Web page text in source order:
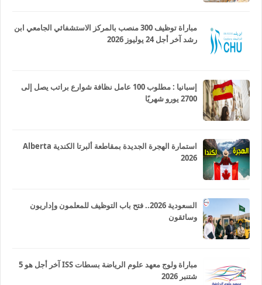
مباراة توظيف 300 منصب بالمركز الاستشفائي الجامعي ابن
رشد آخر أجل 24 يوليوز 2026
إسبانيا : مطلوب 100 عامل نظافة شوارع براتب يصل إلى
2700 يورو شهريًا
استمارة الهجرة الجديدة بمقاطعة ألبرتا الكندية Alberta
2026
السعودية 2026.. فتح باب التوظيف للمعلمون وإداريون
وسائقون
مباراة ولوج معهد علوم الرياضة بسطات ISS آخر أجل هو 5
شتنبر 2026